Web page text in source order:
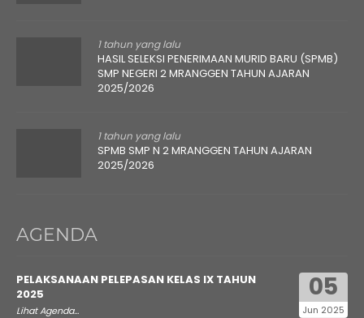
1 tahun yang lalu
HASIL SELEKSI PENERIMAAN MURID BARU (SPMB)
SMP NEGERI 2 MRANGGEN TAHUN AJARAN
2025/2026
1 tahun yang lalu
SPMB SMP N 2 MRANGGEN TAHUN AJARAN
2025/2026
AGENDA
05
Jun 2025
PELAKSANAAN PELEPASAN KELAS IX TAHUN
2025
Lihat Agenda...